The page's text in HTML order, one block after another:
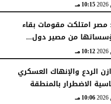
10:15 مـ
امتلكت مقومات بقاء
من مصير دول...
10:12 مـ
الردع والإنهاك العسكري
الاضطرار بالمنطقة
10:06 مـ